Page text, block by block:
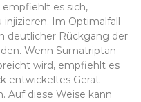
es sich,
Im Optimalfall
deutlicher Rückgang der
Wenn Sumatriptan
wird, empfiehlt es
entwickeltes Gerät
Auf diese Weise kann